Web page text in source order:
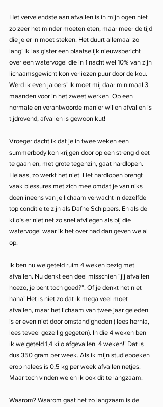
Het vervelendste aan afvallen is in mijn ogen niet
zo zeer het minder moeten eten, maar meer de tijd
die je er in moet steken. Het duurt allemaal zo
lang! Ik las gister een plaatselijk nieuwsbericht
over een watervogel die in 1 nacht wel 10% van zijn
lichaamsgewicht kon verliezen puur door de kou.
Werd ik even jaloers! Ik moet mij daar minimaal 3
maanden voor in het zweet werken. Op een
normale en verantwoorde manier willen afvallen is
tijdrovend, afvallen is gewoon kut!
Vroeger dacht ik dat je in twee weken een
summerbody kon krijgen door op een streng dieet
te gaan en, met grote tegenzin, gaat hardlopen.
Helaas, zo werkt het niet. Het hardlopen brengt
vaak blessures met zich mee omdat je van niks
doen ineens van je lichaam verwacht in dezelfde
top conditie te zijn als Dafne Schippers. En als de
kilo’s er niet net zo snel afvliegen als bij die
watervogel waar ik het over had dan geven we al
op.
Ik ben nu welgeteld ruim 4 weken bezig met
afvallen. Nu denkt een deel misschien “jij afvallen
hoezo, je bent toch goed?”. Of je denkt het niet
haha! Het is niet zo dat ik mega veel moet
afvallen, maar het lichaam van twee jaar geleden
is er even niet door omstandigheden ( lees hernia,
lees teveel gezellig gegeten). In die 4 weken ben
ik welgeteld 1,4 kilo afgevallen. 4 weken!! Dat is
dus 350 gram per week. Als ik mijn studieboeken
erop nalees is 0,5 kg per week afvallen netjes.
Maar toch vinden we en ik ook dit te langzaam.
Waarom? Waarom gaat het zo langzaam is de